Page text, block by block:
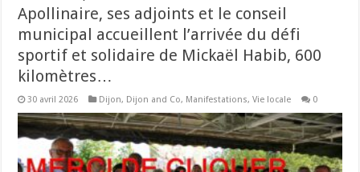
Apollinaire, ses adjoints et le conseil
municipal accueillent l’arrivée du défi
sportif et solidaire de Mickaël Habib, 600
kilomètres…
30 avril 2026 Dijon, Dijon and Co, Manifestations,Vie locale 0